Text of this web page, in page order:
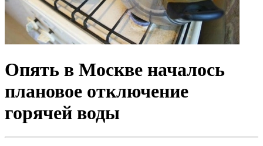
Опять в Москве началось
плановое отключение
горячей воды